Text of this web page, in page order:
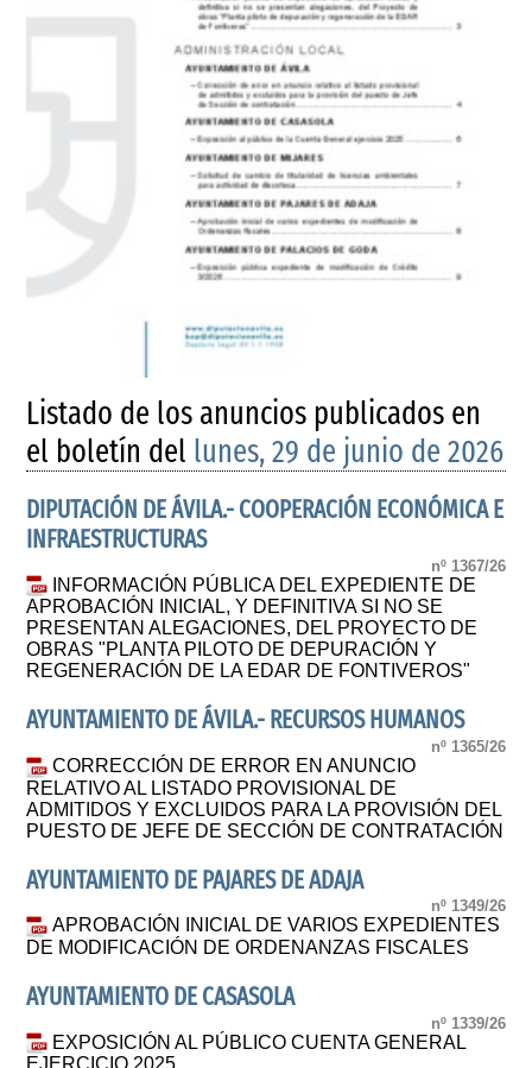
Listado de los anuncios publicados en
el boletín del lunes, 29 de junio de 2026
DIPUTACIÓN DE ÁVILA.- COOPERACIÓN ECONÓMICA E
INFRAESTRUCTURAS
nº 1367/26
INFORMACIÓN PÚBLICA DEL EXPEDIENTE DE
APROBACIÓN INICIAL, Y DEFINITIVA SI NO SE
PRESENTAN ALEGACIONES, DEL PROYECTO DE
OBRAS "PLANTA PILOTO DE DEPURACIÓN Y
REGENERACIÓN DE LA EDAR DE FONTIVEROS"
AYUNTAMIENTO DE ÁVILA.- RECURSOS HUMANOS
nº 1365/26
CORRECCIÓN DE ERROR EN ANUNCIO
RELATIVO AL LISTADO PROVISIONAL DE
ADMITIDOS Y EXCLUIDOS PARA LA PROVISIÓN DEL
PUESTO DE JEFE DE SECCIÓN DE CONTRATACIÓN
AYUNTAMIENTO DE PAJARES DE ADAJA
nº 1349/26
APROBACIÓN INICIAL DE VARIOS EXPEDIENTES
DE MODIFICACIÓN DE ORDENANZAS FISCALES
AYUNTAMIENTO DE CASASOLA
nº 1339/26
EXPOSICIÓN AL PÚBLICO CUENTA GENERAL